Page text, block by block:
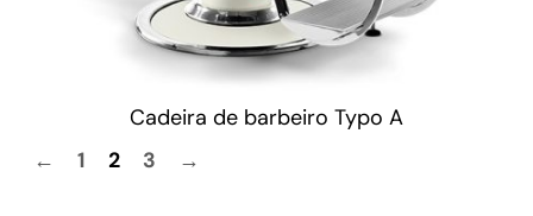
Cadeira de barbeiro Typo A
←
1 2 3 →